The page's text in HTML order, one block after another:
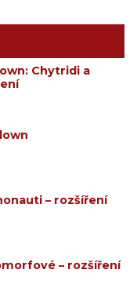
Chytridi a
– rozšíření
– rozšíření